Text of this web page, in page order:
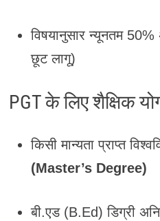
विषयानुसार न्यूनतम
छूट लागू)
PGT के लिए शैक्षिक
किसी मान्यता प्राप्त
(Master’s Degree)
बी.एड (B.Ed) डिग्री